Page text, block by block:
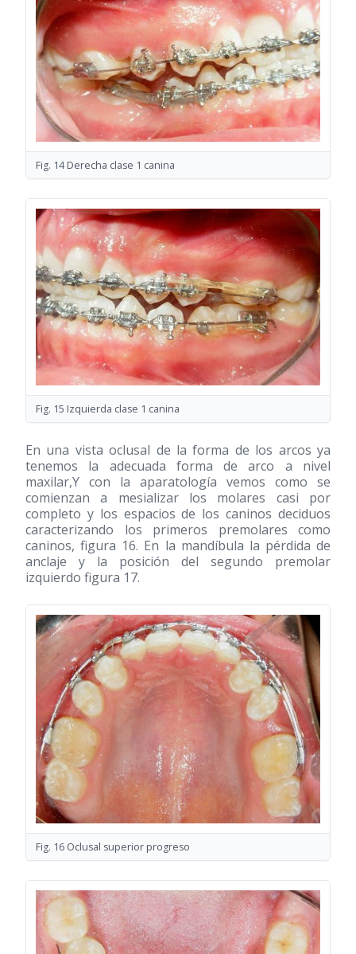
Fig. 14 Derecha clase 1 canina
Fig. 15 Izquierda clase 1 canina
En una vista oclusal de la forma de los arcos ya
tenemos la adecuada forma de arco a nivel
maxilar,Y con la aparatología vemos como se
comienzan a mesializar los molares casi por
completo y los espacios de los caninos deciduos
caracterizando los primeros premolares como
caninos, figura 16. En la mandíbula la pérdida de
anclaje y la posición del segundo premolar
izquierdo figura 17.
Fig. 16 Oclusal superior progreso